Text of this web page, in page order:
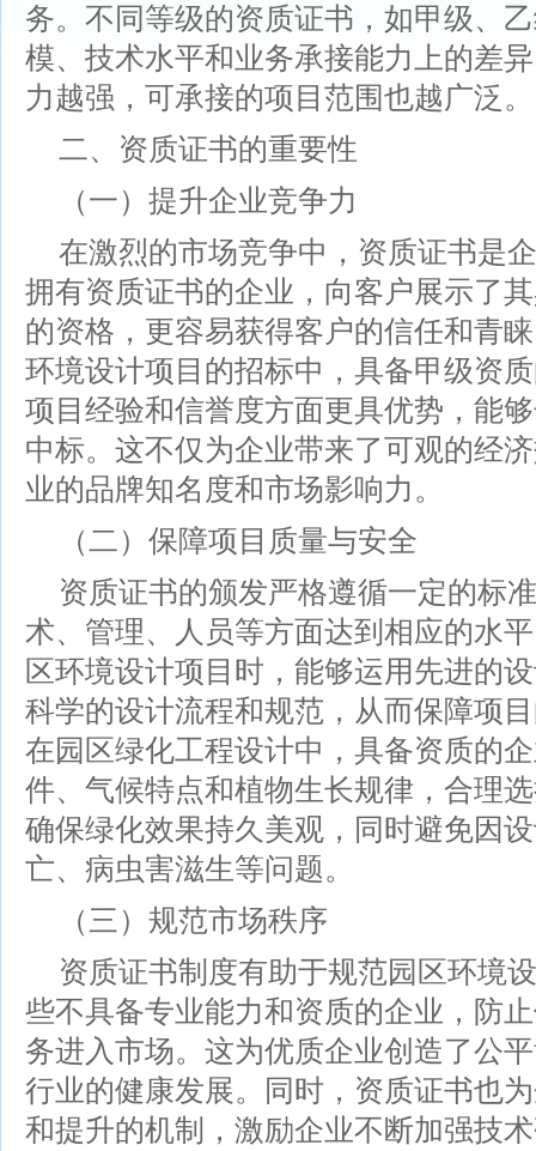
务。不同等级的资质证书，如甲级、
模、技术水平和业务承接能力上的差
力越强，可承接的项目范围也越广泛。
二、资质证书的重要性
（一）提升企业竞争力
在激烈的市场竞争中，资质证书是
拥有资质证书的企业，向客户展示了
的资格，更容易获得客户的信任和青
环境设计项目的招标中，具备甲级资
项目经验和信誉度方面更具优势，能
中标。这不仅为企业带来了可观的经
业的品牌知名度和市场影响力。
（二）保障项目质量与安全
资质证书的颁发严格遵循一定的标
术、管理、人员等方面达到相应的水
区环境设计项目时，能够运用先进的
科学的设计流程和规范，从而保障项
在园区绿化工程设计中，具备资质的
件、气候特点和植物生长规律，合理
确保绿化效果持久美观，同时避免因
亡、病虫害滋生等问题。
（三）规范市场秩序
资质证书制度有助于规范园区环境
些不具备专业能力和资质的企业，防
务进入市场。这为优质企业创造了公
行业的健康发展。同时，资质证书也
和提升的机制，激励企业不断加强技